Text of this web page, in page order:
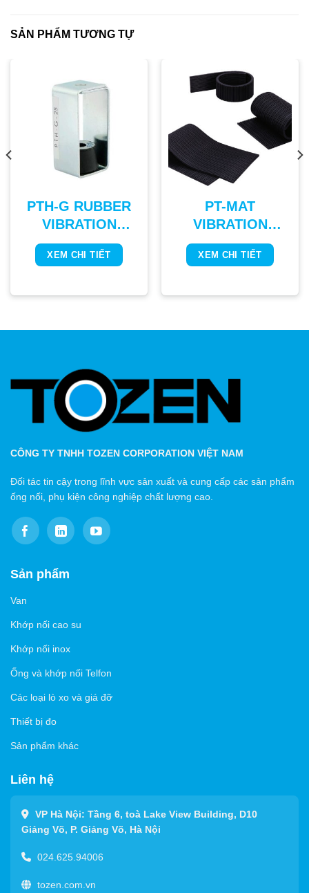
SẢN PHẨM TƯƠNG TỰ
PTH-G RUBBER
VIBRATION
ISOLATING
HANGER
XEM CHI TIẾT
PT-MAT
VIBRATION
ISOLATING
RUBBER PAD
XEM CHI TIẾT
CÔNG TY TNHH TOZEN CORPORATION VIỆT NAM
Đối tác tin cậy trong lĩnh vực sản xuất và cung cấp các sản phẩm
ống nối, phụ kiện công nghiệp chất lượng cao.
Sản phẩm
Van
Khớp nối cao su
Khớp nối inox
Ống và khớp nối Telfon
Các loại lò xo và giá đỡ
Thiết bị đo
Sản phẩm khác
Liên hệ
VP Hà Nội: Tầng 6, toà Lake View Building, D10
Giảng Võ, P. Giảng Võ, Hà Nội
024.625.94006
tozen.com.vn